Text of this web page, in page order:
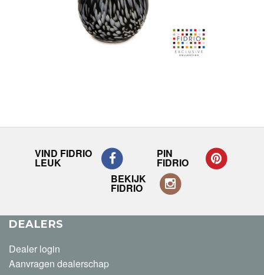
VIND FIDRIO
LEUK
PIN
FIDRIO
BEKIJK
FIDRIO
DEALERS
Dealer login
Aanvragen dealerschap